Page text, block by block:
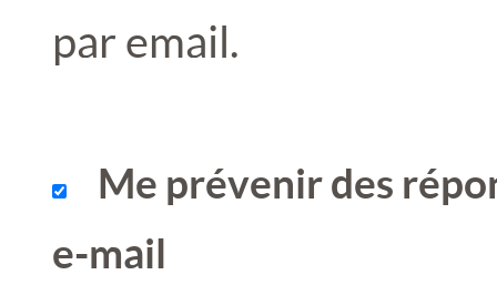
par email.
Me prévenir des
e-mail